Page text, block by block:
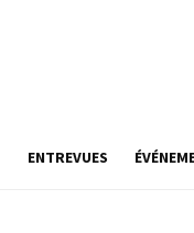
ENTREVUES